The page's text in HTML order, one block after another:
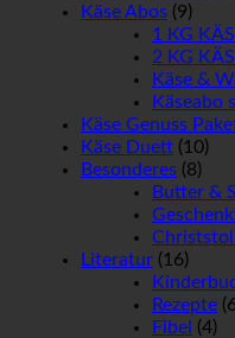
Käse Abos (9)
1 KG
2 KG
Käse &
Käseabo
Käse Genuss
Käse Duett (10)
Besonderes (8)
Butter &
Literatur (16)
Rezepte
Fibel (4)